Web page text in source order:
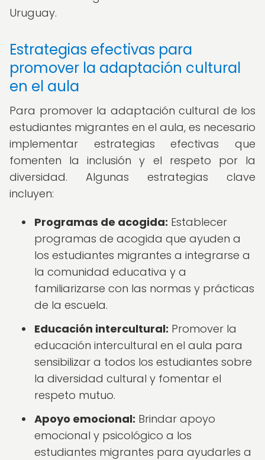
Uruguay.
Estrategias efectivas para
promover la adaptación cultural
en el aula
Para promover la adaptación cultural de los
estudiantes migrantes en el aula, es necesario
implementar estrategias efectivas que
fomenten la inclusión y el respeto por la
diversidad. Algunas estrategias clave
incluyen:
Programas de acogida: Establecer
programas de acogida que ayuden a
los estudiantes migrantes a integrarse a
la comunidad educativa y a
familiarizarse con las normas y prácticas
de la escuela.
Educación intercultural: Promover la
educación intercultural en el aula para
sensibilizar a todos los estudiantes sobre
la diversidad cultural y fomentar el
respeto mutuo.
Apoyo emocional: Brindar apoyo
emocional y psicológico a los
estudiantes migrantes para ayudarles a